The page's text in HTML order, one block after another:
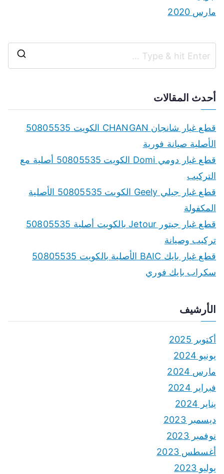
مارس 2020
r
أحدث المقالات
قطع غيار شانجان CHANGAN الكويت 50805535
الأصلية صيانة فورية
قطع غيار دومي Domi الكويت 50805535 أصلية مع
التركيب
قطع غيار جيلي Geely الكويت 50805535 الأصلية
المكفولة
قطع غيار جيتور Jetour بالكويت أصلية 50805535
تركيب وصيانة
قطع غيار بايك BAIC الأصلية بالكويت 50805535
سكراب بايك فوري
الأرشيف
أكتوبر 2025
يونيو 2024
مارس 2024
فبراير 2024
يناير 2024
ديسمبر 2023
نوفمبر 2023
أغسطس 2023
يوليو 2023